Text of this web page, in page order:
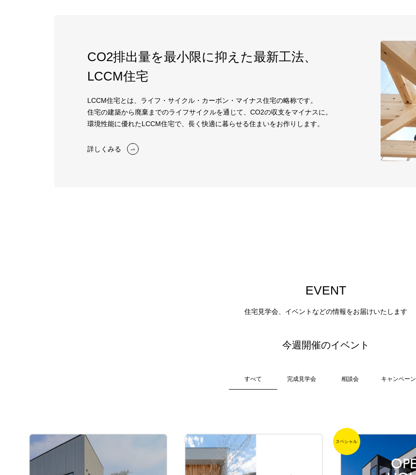
CO2排出量を最小限に抑えた最新工法、
LCCM住宅
LCCM住宅とは、ライフ・サイクル・カーボン・マイナス住宅の略称です。
住宅の建築から廃棄までのライフサイクルを通じて、CO2の収支をマイナスに。
環境性能に優れたLCCM住宅で、長く快適に暮らせる住まいをお作りします。
詳しくみる
EVENT
住宅見学会、イベントなどの情報をお届けいたします
今週開催のイベント
すべて 完成見学会 相談会 キャンペーン